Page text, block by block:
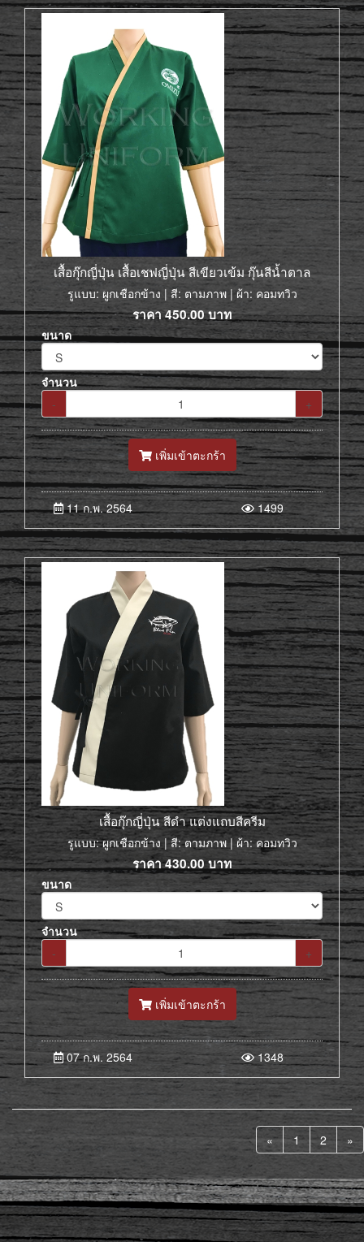
เสื้อกุ๊กญี่ปุ่น เสื้อเชฟญี่ปุ่น สีเขียวเข้ม กุ๊นสีน้ำตาล
รูแบบ: ผูกเชือกข้าง | สี: ตามภาพ | ผ้า: คอมทวิว
ราคา450.00บาท
ขนาด
จำนวน
-
+
เพิ่มเข้าตะกร้า
11 ก.พ. 2564 1499
เสื้อกุ๊กญี่ปุ่น สีดำ แต่งแถบสีครีม
รูแบบ: ผูกเชือกข้าง | สี: ตามภาพ | ผ้า: คอมทวิว
ราคา430.00 บาท
ขนาด
จำนวน
-
+
เพิ่มเข้าตะกร้า
07 ก.พ. 2564 1348
« 1 2 »